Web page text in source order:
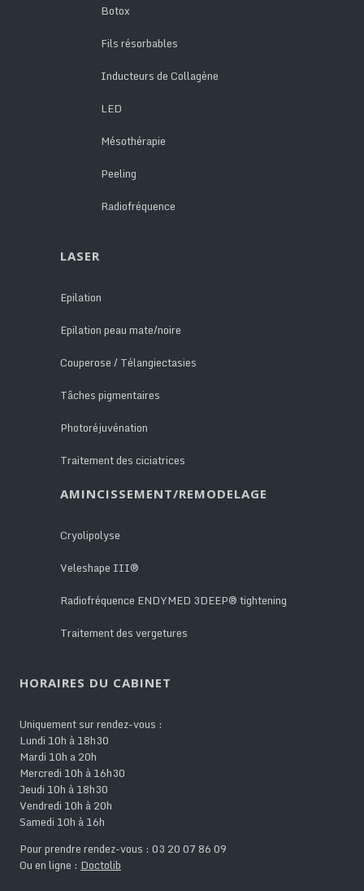
Botox
Fils résorbables
Inducteurs de Collagène
LED
Mésothérapie
Peeling
Radiofréquence
LASER
Epilation
Epilation peau mate/noire
Couperose / Télangiectasies
Tâches pigmentaires
Photoréjuvénation
Traitement des ciciatrices
AMINCISSEMENT/REMODELAGE
Cryolipolyse
Veleshape III®
Radiofréquence ENDYMED 3DEEP® tightening
Traitement des vergetures
HORAIRES DU CABINET
Uniquement sur rendez-vous :
Lundi 10h à 18h30
Mardi 10h a 20h
Mercredi 10h à 16h30
Jeudi 10h à 18h30
Vendredi 10h à 20h
Samedi 10h à 16h
Pour prendre rendez-vous : 03 20 07 86 09
Ou en ligne : Doctolib